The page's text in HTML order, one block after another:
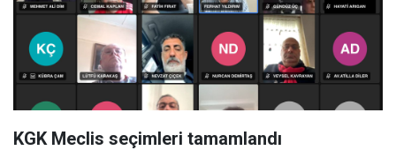
KGK Meclis seçimleri tamamlandı